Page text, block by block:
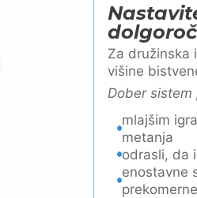
Za družinska
višine
Dober sistem
mlajšim
metanja
odrasli, da
enostavne